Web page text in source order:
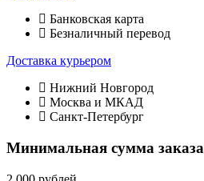
Банковская карта
Безналичный перевод
Доставка курьером
Нижний Новгород
Москва и МКАД
Санкт-Петербург
Минимальная сумма заказа